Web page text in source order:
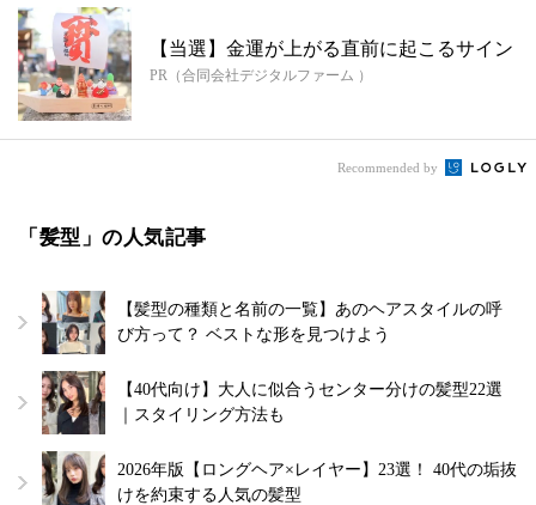
【当選】金運が上がる直前に起こるサイン
PR（合同会社デジタルファーム ）
Recommended by
「髪型」の人気記事
【髪型の種類と名前の一覧】あのヘアスタイルの呼
び方って？ ベストな形を見つけよう
【40代向け】大人に似合うセンター分けの髪型22選
｜スタイリング方法も
2026年版【ロングヘア×レイヤー】23選！ 40代の垢抜
けを約束する人気の髪型